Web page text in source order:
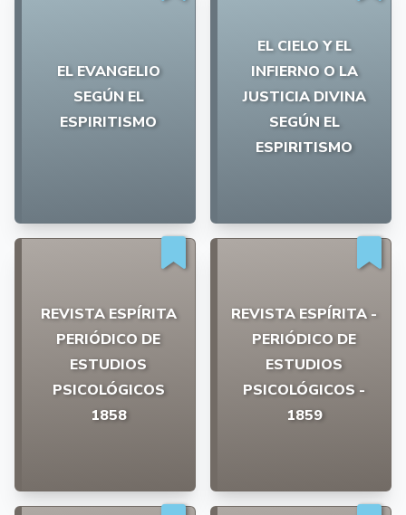
EL EVANGELIO
SEGÚN EL
ESPIRITISMO
EL CIELO Y EL
INFIERNO O LA
JUSTICIA DIVINA
SEGÚN EL
ESPIRITISMO
REVISTA ESPÍRITA
PERIÓDICO DE
ESTUDIOS
PSICOLÓGICOS
1858
REVISTA ESPÍRITA -
PERIÓDICO DE
ESTUDIOS
PSICOLÓGICOS -
1859